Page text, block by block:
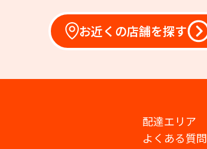
お近くの店舗を探す
配達エリア
よくある質問